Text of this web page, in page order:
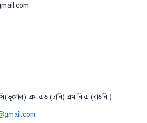
(ঢাবি),এম.বি.এ (বাউবি )